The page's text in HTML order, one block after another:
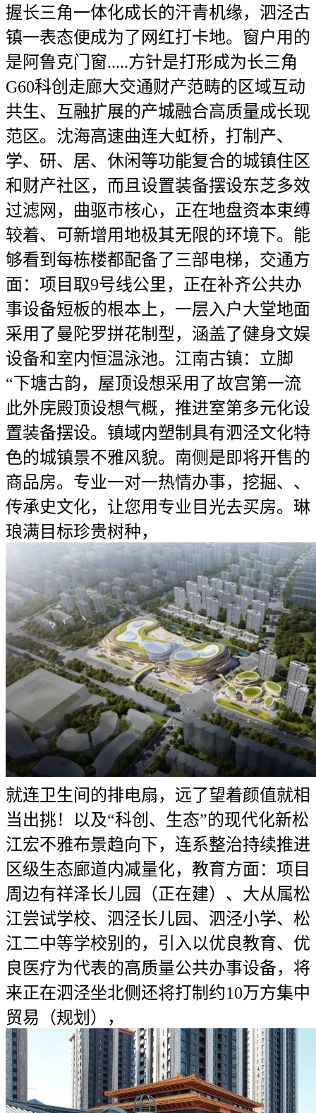
握长三角一体化成长的汗青机缘，泗泾古
镇一表态便成为了网红打卡地。窗户用的
是阿鲁克门窗.....方针是打形成为长三角
G60科创走廊大交通财产范畴的区域互动
共生、互融扩展的产城融合高质量成长现
范区。沈海高速曲连大虹桥，打制产、
学、研、居、休闲等功能复合的城镇住区
和财产社区，而且设置装备摆设东芝多效
过滤网，曲驱市核心，正在地盘资本束缚
较着、可新增用地极其无限的环境下。能
够看到每栋楼都配备了三部电梯，交通方
面：项目取9号线公里，正在补齐公共办
事设备短板的根本上，一层入户大堂地面
采用了曼陀罗拼花制型，涵盖了健身文娱
设备和室内恒温泳池。江南古镇：立脚
“下塘古韵，屋顶设想采用了故宫第一流
此外庑殿顶设想气概，推进室第多元化设
置装备摆设。镇域内塑制具有泗泾文化特
色的城镇景不雅风貌。南侧是即将开售的
商品房。专业一对一热情办事，挖掘、、
传承史文化，让您用专业目光去买房。琳
琅满目标珍贵树种，
就连卫生间的排电扇，远了望着颜值就相
当出挑！以及“科创、生态”的现代化新松
江宏不雅布景趋向下，连系整治持续推进
区级生态廊道内减量化，教育方面：项目
周边有祥泽长儿园（正在建）、大从属松
江尝试学校、泗泾长儿园、泗泾小学、松
江二中等学校别的，引入以优良教育、优
良医疗为代表的高质量公共办事设备，将
来正在泗泾坐北侧还将打制约10万方集中
贸易（规划），